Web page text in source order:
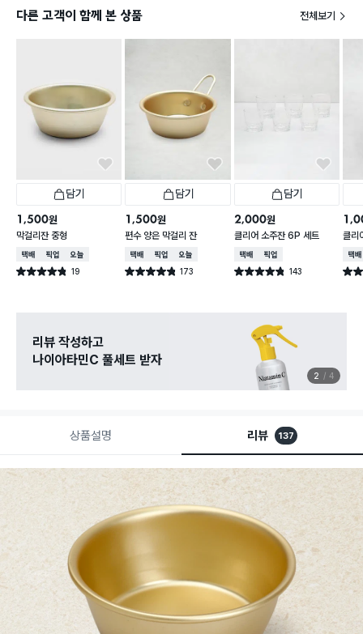
다른 고객이 함께 본 상품 전체보기
담기
1,500원
막걸리잔 중형
택배배송매장픽업오늘배송
별점 4.8점 19
건 작성
담기
1,500원
편수 양은 막걸리 잔
택배배송매장픽업오늘배송
별점 4.8점 173
건 작성
담기
2,000원
클리어 소주잔 6P 세트
택배배송매장픽업
별점 4.8점 143
건 작성
클리
택배
별점
리뷰 작성하고
나이아타민C 풀세트 받자
2 4
상품설명 리뷰 137